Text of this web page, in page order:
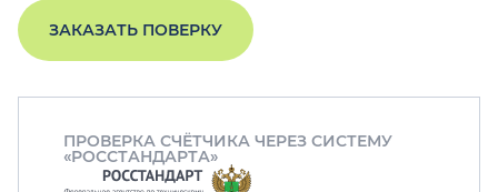
ЗАКАЗАТЬ ПОВЕРКУ
ПРОВЕРКА СЧЁТЧИКА ЧЕРЕЗ СИСТЕМУ
«РОССТАНДАРТА»